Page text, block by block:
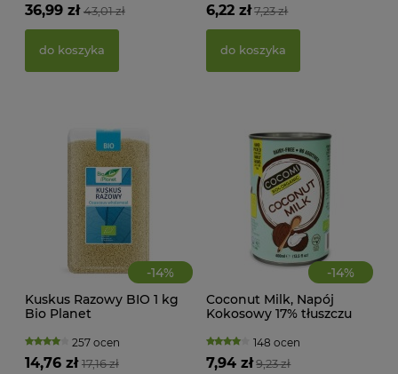
43,01 zł
36,99 zł
do koszyka
7,23 zł
6,22 zł
do koszyka
-14%
Kuskus Razowy BIO 1 kg
Bio Planet
257 ocen
17,16 zł
14,76 zł
-14%
Coconut Milk, Napój
Kokosowy 17% tłuszczu
148 ocen
9,23 zł
7,94 zł